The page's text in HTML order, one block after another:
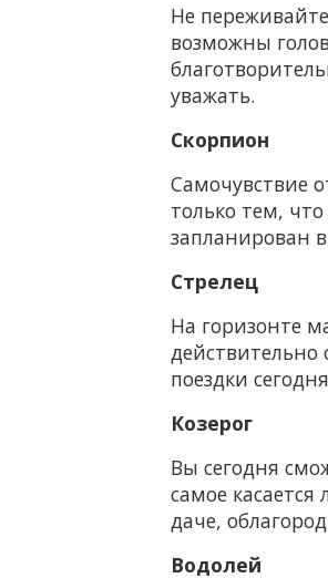
Не
возможны
уважать.
Скорпион
Самочувствие
только тем,
запланирован
Стрелец
На горизонте
действительно
поездки
Козерог
Вы сегодня
самое
даче,
Водолей